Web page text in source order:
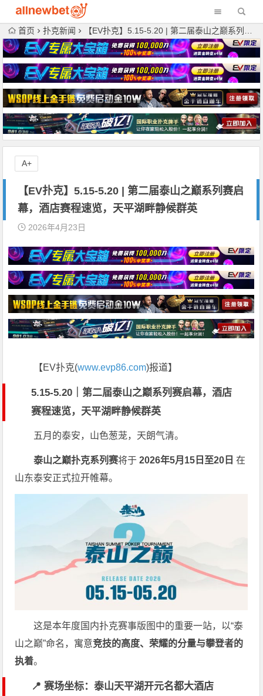
首页 扑克新闻 【EV扑克】5.15-5.20 | 第二届泰山之巅系列赛启幕，酒店赛程速览，天平湖畔静候群英
【EV扑克】5.15-5.20 | 第二届泰山之巅系列赛启
幕，酒店赛程速览，天平湖畔静候群英
2026年4月23日
【EV扑克(www.evp86.com)报道】
5.15-5.20｜第二届泰山之巅系列赛启幕，酒店
赛程速览，天平湖畔静候群英
五月的泰安，山色葱茏，天朗气清。
泰山之巅扑克系列赛将于2026年5月15日至20日 在
山东泰安正式拉开帷幕。
这是本年度国内扑克赛事版图中的重要一站，以“泰
山之巅”命名，寓意竞技的高度、荣耀的分量与攀登者的
执着。
📍 赛场坐标：泰山天平湖开元名都大酒店
A+